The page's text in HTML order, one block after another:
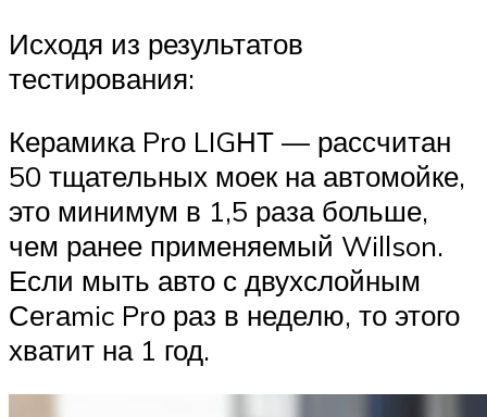
Исходя из результатов
тестирования:
Керамика Prо LIGНТ — рассчитан
50 тщательных моек на автомойке,
это минимум в 1,5 раза больше,
чем ранее применяемый Willson.
Если мыть авто с двухслойным
Сеrаmic Prо раз в неделю, то этого
хватит на 1 год.